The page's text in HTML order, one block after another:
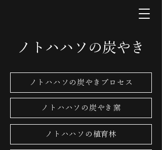
ノトハハソの炭やき
ノトハハソの炭やきプロセス
ノトハハソの炭やき窯
ノトハハソの植育林